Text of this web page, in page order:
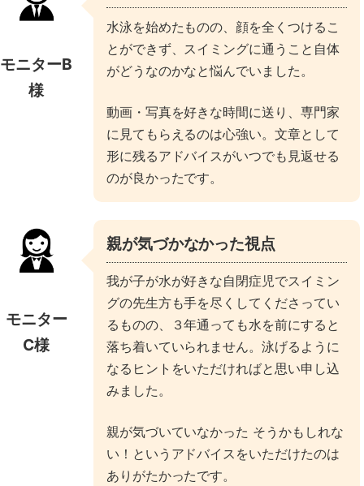
モニターB
様
水泳を始めたものの、顔を全くつけるこ
とができず、スイミングに通うこと自体
がどうなのかなと悩んでいました。
動画・写真を好きな時間に送り、専門家
に見てもらえるのは心強い。文章として
形に残るアドバイスがいつでも見返せる
のが良かったです。
モニター
C様
親が気づかなかった視点
我が子が水が好きな自閉症児でスイミン
グの先生方も手を尽くしてくださってい
るものの、３年通っても水を前にすると
落ち着いていられません。泳げるように
なるヒントをいただければと思い申し込
みました。
親が気づいていなかった そうかもしれな
い！というアドバイスをいただけたのは
ありがたかったです。